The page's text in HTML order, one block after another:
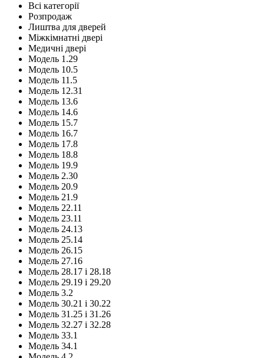
Всі категорії
Розпродаж
Лиштва для дверей
Міжкімнатні двері
Медичні двері
Модель 1.29
Модель 10.5
Модель 11.5
Модель 12.31
Модель 13.6
Модель 14.6
Модель 15.7
Модель 16.7
Модель 17.8
Модель 18.8
Модель 19.9
Модель 2.30
Модель 20.9
Модель 21.9
Модель 22.11
Модель 23.11
Модель 24.13
Модель 25.14
Модель 26.15
Модель 27.16
Модель 28.17 і 28.18
Модель 29.19 і 29.20
Модель 3.2
Модель 30.21 і 30.22
Модель 31.25 і 31.26
Модель 32.27 і 32.28
Модель 33.1
Модель 34.1